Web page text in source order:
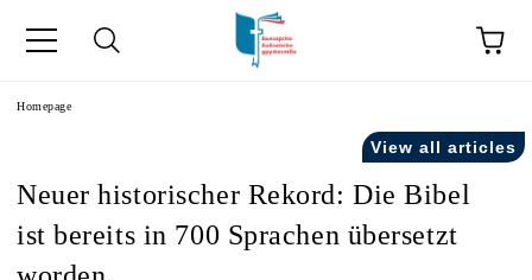
Homepage
View all articles
Neuer historischer Rekord: Die Bibel
ist bereits in 700 Sprachen übersetzt